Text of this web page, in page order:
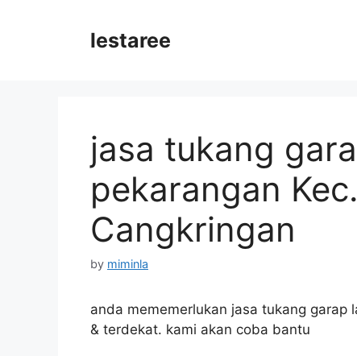
lestaree
jasa tukang
pekarangan
Cangkringan
by miminla
anda mememerlukan jasa tukang garap
& terdekat. kami akan coba bantu